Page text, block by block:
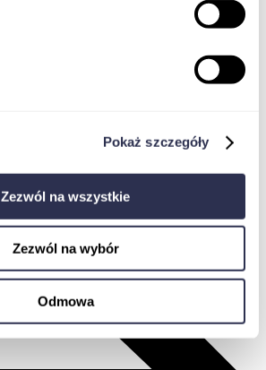
Pokaż szczegóły
Zezwól na wszystkie
Zezwól na wybór
Odmowa